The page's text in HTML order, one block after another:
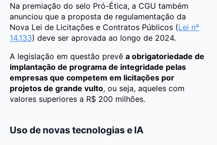
Na premiação do selo Pró-Ética, a CGU também
anunciou que a proposta de regulamentação da
Nova Lei de Licitações e Contratos Públicos (Lei nº
14.133) deve ser aprovada ao longo de 2024.
A legislação em questão prevê a obrigatoriedade de
implantação de programa de integridade pelas
empresas que competem em licitações por
projetos de grande vulto, ou seja, aqueles com
valores superiores a R$ 200 milhões.
Uso de novas tecnologias e IA